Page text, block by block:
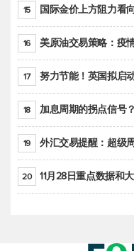
15 国际金价上方阻力看
16 美原油交易策略：疫
17 努力节能！英国拟启
18 加息周期的拐点信号？10
19 外汇交易提醒：超级
20 11月28日重点数据和